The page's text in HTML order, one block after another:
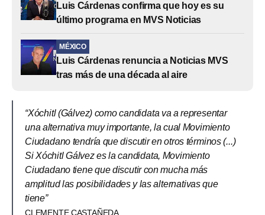
Luis Cárdenas confirma que hoy es su
último programa en MVS Noticias
MÉXICO
Luis Cárdenas renuncia a Noticias MVS
tras más de una década al aire
“Xóchitl (Gálvez) como candidata va a representar
una alternativa muy importante, la cual Movimiento
Ciudadano tendría que discutir en otros términos (...)
Si Xóchitl Gálvez es la candidata, Movimiento
Ciudadano tiene que discutir con mucha más
amplitud las posibilidades y las alternativas que
tiene”
CLEMENTE CASTAÑEDA